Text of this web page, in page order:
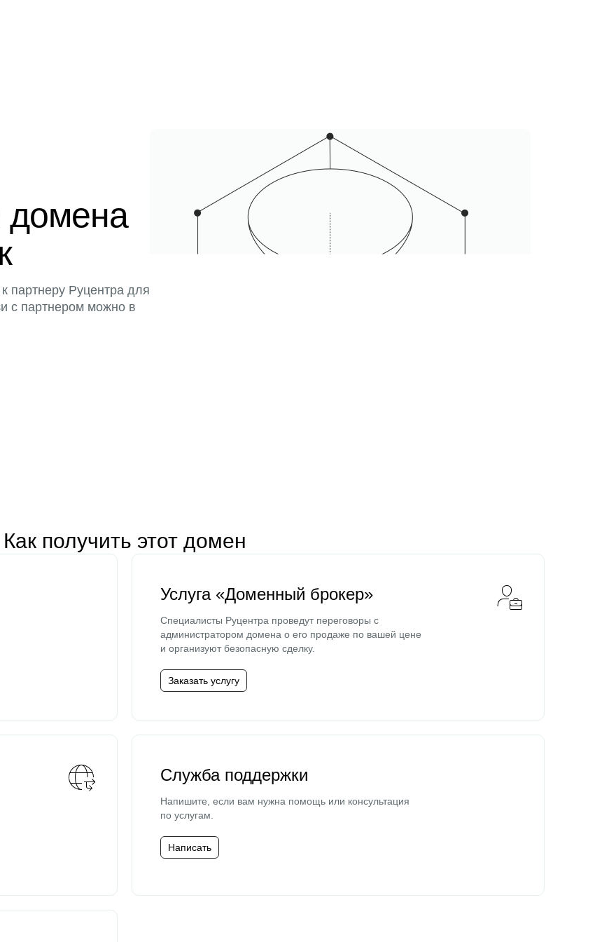
домена
партнеру Руцентра для
с партнером можно в
Как получить этот домен
Услуга «Доменный брокер»
Специалисты Руцентра проведут переговоры с
администратором домена о его продаже по вашей цене
и организуют безопасную сделку.
Заказать услугу
Служба поддержки
Напишите, если вам нужна помощь или консультация
по услугам.
Написать